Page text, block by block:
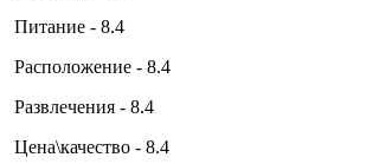
Питание - 8.4
Расположение - 8.4
Развлечения - 8.4
Цена\качество - 8.4